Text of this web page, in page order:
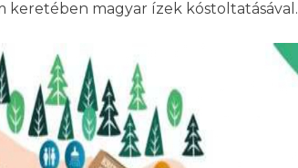
keretében magyar ízek kóstoltatásával.